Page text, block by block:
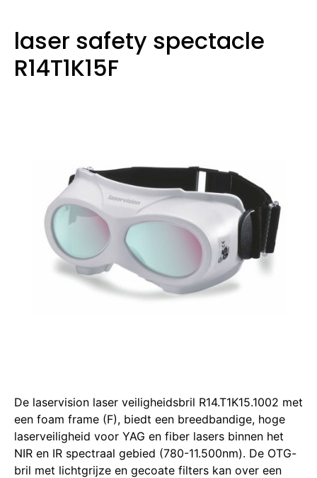
laser safety spectacle
R14T1K15F
De laservision laser veiligheidsbril R14.T1K15.1002 met
een foam frame (F), biedt een breedbandige, hoge
laserveiligheid voor YAG en fiber lasers binnen het
NIR en IR spectraal gebied (780-11.500nm). De OTG-
bril met lichtgrijze en gecoate filters kan over een